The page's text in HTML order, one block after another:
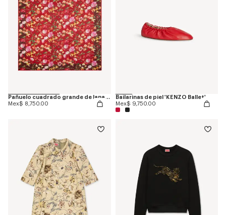
Pañuelo cuadrado grande de lana ligera 'KENZO Wildflower'
Mex$ 8,750.00
Bailarinas de piel 'KENZO Ballet'
Mex$ 9,750.00